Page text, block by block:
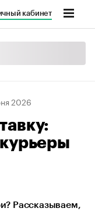
кабинет
2026
Рассказываем,